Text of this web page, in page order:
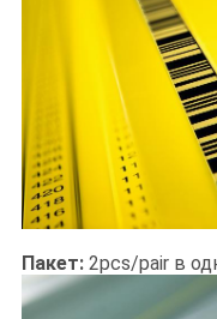
Пакет:2pcs/pair в